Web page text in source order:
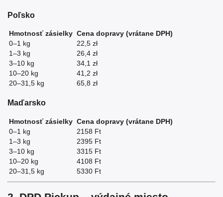
Poľsko
Hmotnosť zásielky Cena dopravy (vrátane DPH)
0–1 kg
22,5 zł
1–3 kg
26,4 zł
3–10 kg
34,1 zł
10–20 kg
41,2 zł
20–31,5 kg
65,8 zł
Maďarsko
Hmotnosť zásielky Cena dopravy (vrátane DPH)
0–1 kg
2158 Ft
1–3 kg
2395 Ft
3–10 kg
3315 Ft
10–20 kg
4108 Ft
20–31,5 kg
5330 Ft